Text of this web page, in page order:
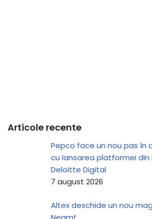
Articole recente
Pepco face un nou pas în
cu lansarea platformei din
Deloitte Digital
7 august 2026
Altex deschide un nou